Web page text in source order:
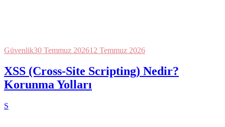
Güvenlik30 Temmuz 202612 Temmuz 2026
XSS (Cross-Site Scripting) Nedir?
Korunma Yolları
S